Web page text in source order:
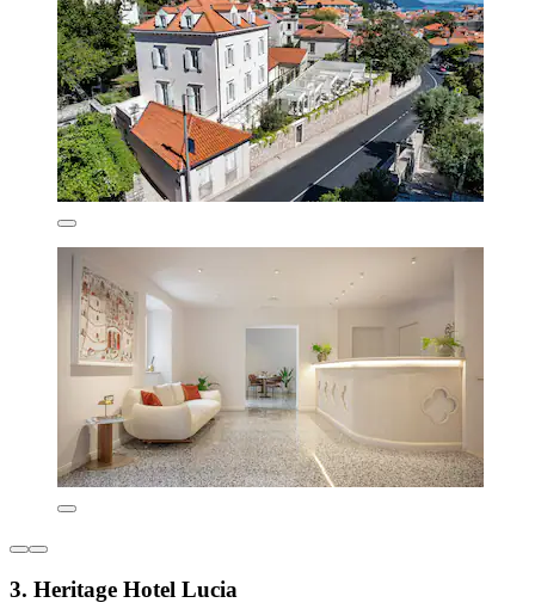
3. Heritage Hotel Lucia